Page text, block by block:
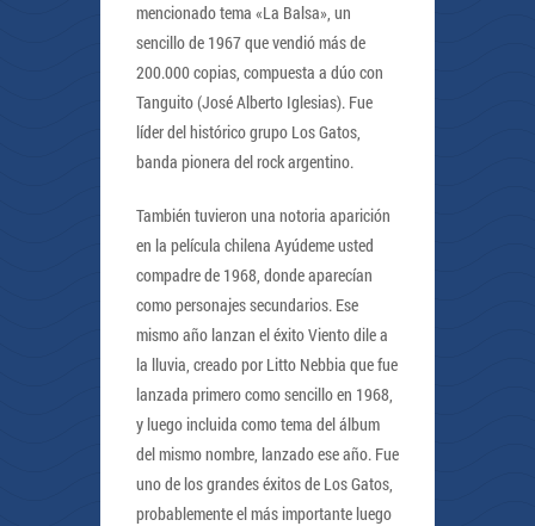
mencionado tema «La Balsa», un
sencillo de 1967 que vendió más de
200.000 copias, compuesta a dúo con
Tanguito (José Alberto Iglesias). Fue
líder del histórico grupo Los Gatos,
banda pionera del rock argentino.
También tuvieron una notoria aparición
en la película chilena Ayúdeme usted
compadre de 1968, donde aparecían
como personajes secundarios. Ese
mismo año lanzan el éxito Viento dile a
la lluvia, creado por Litto Nebbia que fue
lanzada primero como sencillo en 1968,
y luego incluida como tema del álbum
del mismo nombre, lanzado ese año. Fue
uno de los grandes éxitos de Los Gatos,
probablemente el más importante luego